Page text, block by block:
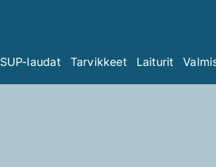
SUP-laudat Tarvikkeet Laiturit